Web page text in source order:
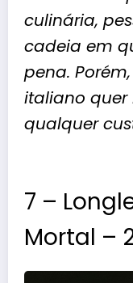
culinária,
cadeia em
pena.
italiano quer
qualquer
7 –
Mortal –